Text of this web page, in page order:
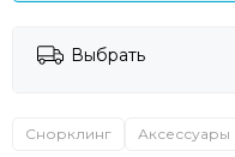
Выбрать
Снорклинг Аксессуары